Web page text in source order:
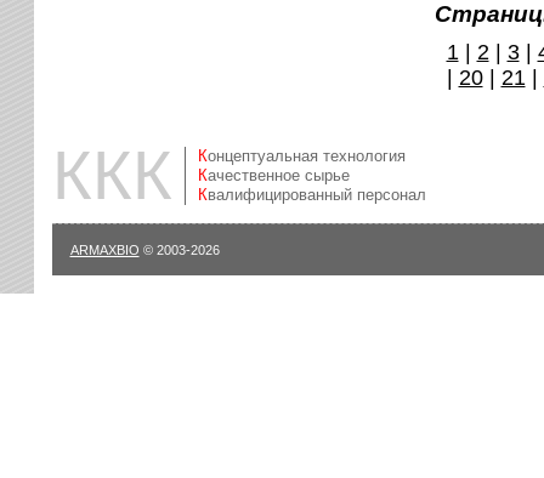
1| 2| 3|
20| 21|
ККК
Концептуальная технология
Качественное сырье
Квалифицированный персонал
ARMAXBIO © 2003-2026